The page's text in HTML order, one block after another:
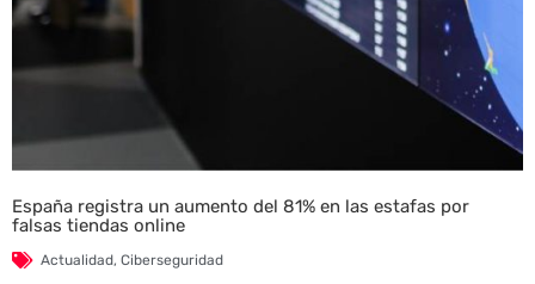
España registra un aumento del 81% en las estafas por
falsas tiendas online
Actualidad, Ciberseguridad